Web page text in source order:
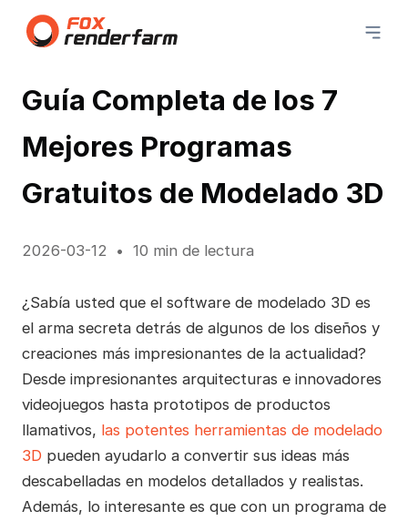
Guía Completa de los 7
Mejores Programas
Gratuitos de Modelado 3D
2026-03-12 10 min de lectura
¿Sabía usted que el software de modelado 3D es
el arma secreta detrás de algunos de los diseños y
creaciones más impresionantes de la actualidad?
Desde impresionantes arquitecturas e innovadores
videojuegos hasta prototipos de productos
llamativos, las potentes herramientas de modelado
3D pueden ayudarlo a convertir sus ideas más
descabelladas en modelos detallados y realistas.
Además, lo interesante es que con un programa de